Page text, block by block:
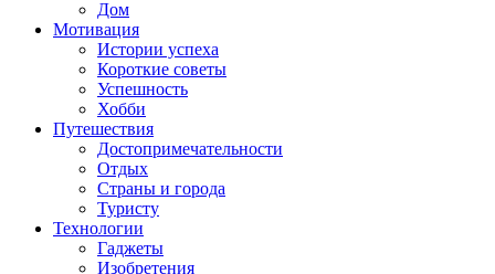
Дом
Мотивация
Истории успеха
Короткие советы
Успешность
Хобби
Путешествия
Достопримечательности
Отдых
Страны и города
Туристу
Технологии
Гаджеты
Изобретения